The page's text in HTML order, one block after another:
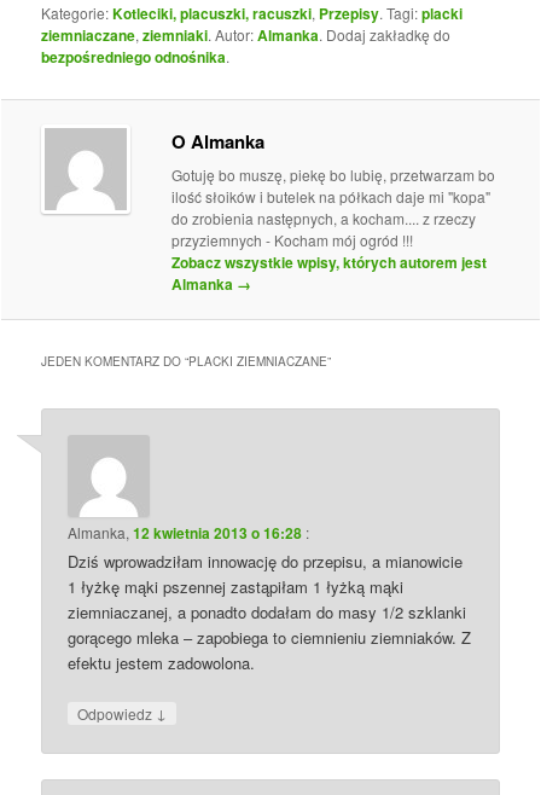
Kategorie:Kotleciki, placuszki, racuszki, Przepisy. Tagi:placki
ziemniaczane,ziemniaki. Autor:Almanka. Dodaj zakładkę do
bezpośredniego odnośnika.
O Almanka
Gotuję bo muszę, piekę bo lubię, przetwarzam bo
ilość słoików i butelek na półkach daje mi "kopa"
do zrobienia następnych, a kocham.... z rzeczy
przyziemnych - Kocham mój ogród !!!
Zobacz wszystkie wpisy, których autorem jest
Almanka →
JEDEN KOMENTARZ DO “PLACKI ZIEMNIACZANE”
Almanka,12 kwietnia 2013 o 16:28 :
Dziś wprowadziłam innowację do przepisu, a mianowicie
1 łyżkę mąki pszennej zastąpiłam 1 łyżką mąki
ziemniaczanej, a ponadto dodałam do masy 1/2 szklanki
gorącego mleka – zapobiega to ciemnieniu ziemniaków. Z
efektu jestem zadowolona.
Odpowiedz ↓